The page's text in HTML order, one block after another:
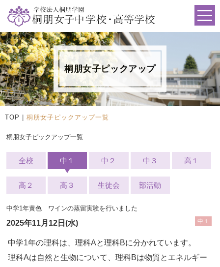
桐朋女子ピックアップ
TOP | 桐朋女子ピックアップ一覧
桐朋女子ピックアップ一覧
全校 中１ 中２ 中３ 高１
高２ 高３ 生徒会 部活動
中学1年黄色 ワインの蒸留実験を行いました
2025年11月12日(水) 中１
中学1年の理科は、理科Aと理科Bに分かれています。
理科Aは自然と生物について、理科Bは物質とエネルギー